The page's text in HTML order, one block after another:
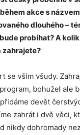
akce s názvem
dlouhého –
probíhat? A
zahrajete?
se vším všudy.
bohužel ale
devět
zahrát i dvě věci,
nikdy dohromady